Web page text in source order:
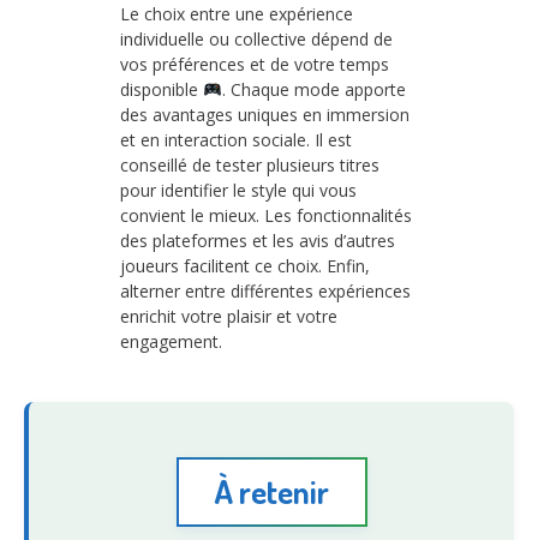
Le choix entre une expérience
individuelle ou collective dépend de
vos préférences et de votre temps
disponible
. Chaque mode apporte
des avantages uniques en immersion
et en interaction sociale. Il est
conseillé de tester plusieurs titres
pour identifier le style qui vous
convient le mieux. Les fonctionnalités
des plateformes et les avis d’autres
joueurs facilitent ce choix. Enfin,
alterner entre différentes expériences
enrichit votre plaisir et votre
engagement.
À retenir